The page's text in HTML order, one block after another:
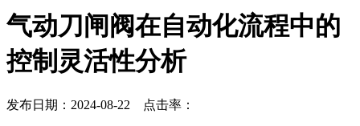
气动刀闸阀在自动化流程中的
控制灵活性分析
发布日期：2024-08-22 点击率：